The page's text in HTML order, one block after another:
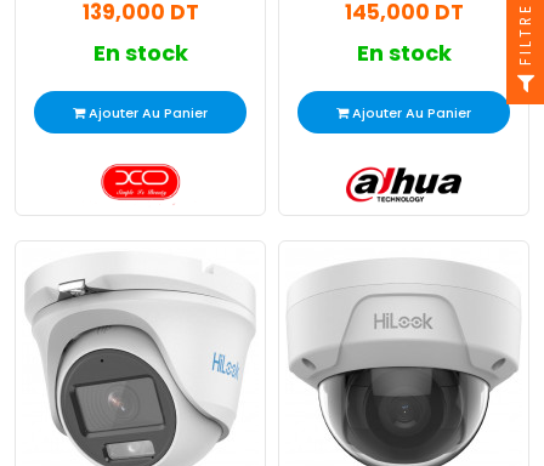
139,000 DT
En stock
Ajouter Au Panier
145,000 DT
En stock
Ajouter Au Panier
FILTRE